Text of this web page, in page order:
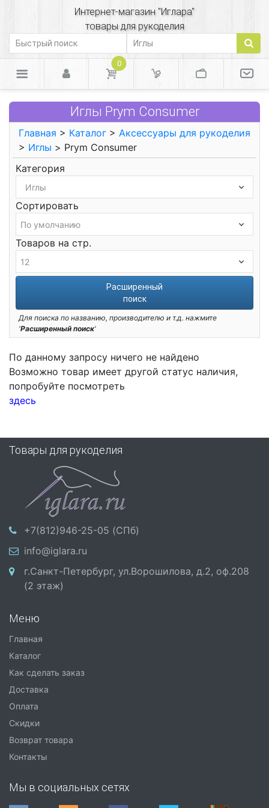
Интернет-магазин "Иглара"
товары для рукоделия
0
Иглы Prym Consumer
Главная > Каталог > Аксессуары для рукоделия
> Иглы > Prym Consumer
Категория
Сортировать
Товаров на стр.
Расширенный
поиск
Для поиска по названию, производителю и т.д. нажмите
'Расширенный поиск'
По данному запросу ничего не найдено
Возможно товар имеет другой статус наличия,
попробуйте посмотреть
здесь
Товары для рукоделия
+7(812)946-25-05 (СПб)
info@iglara.ru
г.Санкт-Петербург, ул.Ворошилова, д.2, оф.208
(2 этаж)
Меню
Главная
Каталог
Как сделать заказ
Доставка
Оплата
Скидки
Возврат товара
Контакты
Мы в социальных сетях